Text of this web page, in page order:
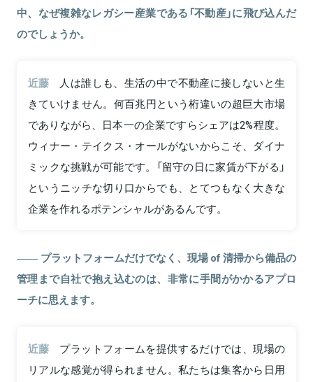
中、なぜ複雑なレガシー産業である「不動産」に飛び込んだ
のでしょうか。
近藤
人は誰しも、生活の中で不動産に接しないと生
きていけません。何百兆円という桁違いの超巨大市場
でありながら、日本一の企業ですらシェアは2%程度。
ウィナー・テイクス・オールがないからこそ、ダイナ
ミックな挑戦が可能です。「留守の日に家賃が下がる」
というニッチな切り口からでも、とてつもなく大きな
企業を作れるポテンシャルがあるんです。
プラットフォームだけでなく、現場 of 清掃から備品の
管理まで自社で抱え込むのは、非常に手間がかかるアプロ
ーチに思えます。
近藤
プラットフォームを提供するだけでは、現場の
リアルな感覚が得られません。私たちは集客から日用